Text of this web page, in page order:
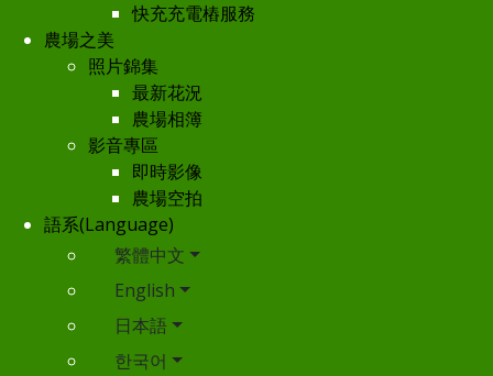
快充充電樁服務
農場之美
照片錦集
最新花況
農場相簿
影音專區
即時影像
農場空拍
語系(Language)
繁體中文
English
日本語
한국어